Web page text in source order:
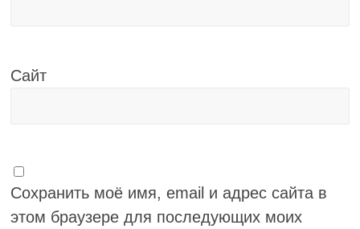
Сайт
Сохранить моё имя, email и адрес сайта в
этом браузере для последующих моих